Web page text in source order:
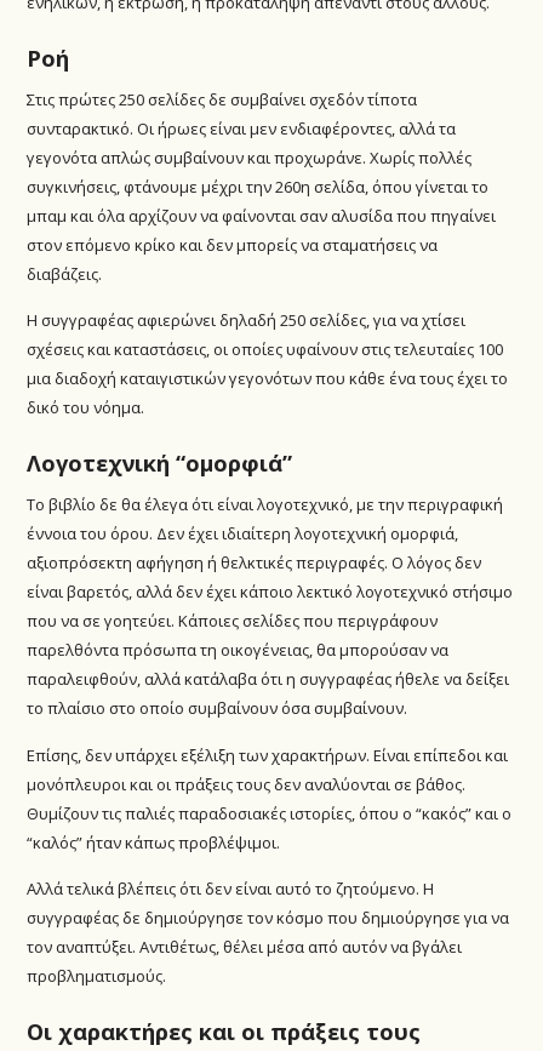
Ροή
Στις πρώτες 250 σελίδες δε συμβαίνει σχεδόν τίποτα
συνταρακτικό. Οι ήρωες είναι μεν ενδιαφέροντες, αλλά τα
γεγονότα απλώς συμβαίνουν και προχωράνε. Χωρίς πολλές
συγκινήσεις, φτάνουμε μέχρι την 260η σελίδα, όπου γίνεται το
μπαμ και όλα αρχίζουν να φαίνονται σαν αλυσίδα που πηγαίνει
στον επόμενο κρίκο και δεν μπορείς να σταματήσεις να
διαβάζεις.
Η συγγραφέας αφιερώνει δηλαδή 250 σελίδες, για να χτίσει
σχέσεις και καταστάσεις, οι οποίες υφαίνουν στις τελευταίες 100
μια διαδοχή καταιγιστικών γεγονότων που κάθε ένα τους έχει το
δικό του νόημα.
Λογοτεχνική “ομορφιά”
Το βιβλίο δε θα έλεγα ότι είναι λογοτεχνικό, με την περιγραφική
έννοια του όρου. Δεν έχει ιδιαίτερη λογοτεχνική ομορφιά,
αξιοπρόσεκτη αφήγηση ή θελκτικές περιγραφές. Ο λόγος δεν
είναι βαρετός, αλλά δεν έχει κάποιο λεκτικό λογοτεχνικό στήσιμο
που να σε γοητεύει. Κάποιες σελίδες που περιγράφουν
παρελθόντα πρόσωπα τη οικογένειας, θα μπορούσαν να
παραλειφθούν, αλλά κατάλαβα ότι η συγγραφέας ήθελε να δείξει
το πλαίσιο στο οποίο συμβαίνουν όσα συμβαίνουν.
Επίσης, δεν υπάρχει εξέλιξη των χαρακτήρων. Είναι επίπεδοι και
μονόπλευροι και οι πράξεις τους δεν αναλύονται σε βάθος.
Θυμίζουν τις παλιές παραδοσιακές ιστορίες, όπου ο “κακός” και ο
“καλός” ήταν κάπως προβλέψιμοι.
Αλλά τελικά βλέπεις ότι δεν είναι αυτό το ζητούμενο. Η
συγγραφέας δε δημιούργησε τον κόσμο που δημιούργησε για να
τον αναπτύξει. Αντιθέτως, θέλει μέσα από αυτόν να βγάλει
προβληματισμούς.
Οι χαρακτήρες και οι πράξεις τους